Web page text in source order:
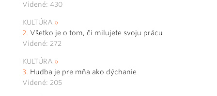
Videné: 430
KULTÚRA
Všetko je o tom, či milujete svoju prácu
Videné: 272
KULTÚRA
Hudba je pre mňa ako dýchanie
Videné: 205